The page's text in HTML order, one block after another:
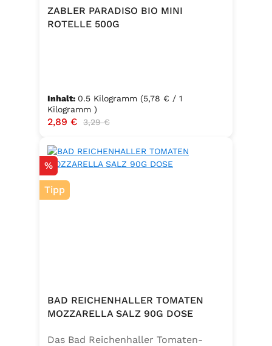
ZABLER PARADISO BIO MINI
ROTELLE 500G
Inhalt: 0.5 Kilogramm (5,78 € / 1
Kilogramm )
Verkaufspreis:
2,89 € Regulärer Preis:
3,29 €
Rabatt
%
Tipp
BAD REICHENHALLER TOMATEN
MOZZARELLA SALZ 90G DOSE
Das Bad Reichenhaller Tomaten-